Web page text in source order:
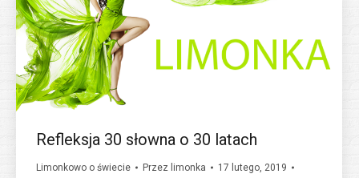
Refleksja 30 słowna o 30 latach
Limonkowo o świecie Przez limonka
17 lutego, 2019